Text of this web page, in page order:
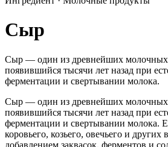
Сыр
Сыр — один из древнейших молочных
появившийся тысячи лет назад при
ферментации и свертывании молока.
Сыр — один из древнейших молочных
появившийся тысячи лет назад при
ферментации и свертывании молока.
коровьего, козьего, овечьего и других
добавлением заквасок, ферментов и